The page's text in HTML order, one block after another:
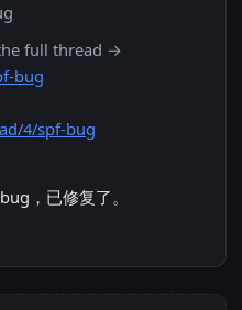
full thread →
bug
4/spf-bug
，已修复了。